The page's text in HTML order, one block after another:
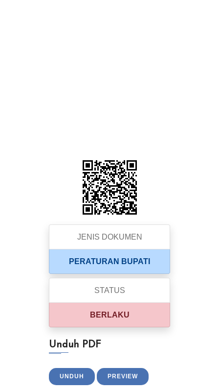
JENIS DOKUMEN
PERATURAN BUPATI
STATUS
BERLAKU
Unduh PDF
UNDUH PREVIEW